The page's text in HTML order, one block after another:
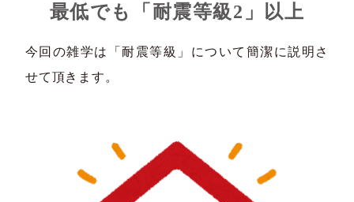
最低でも「耐震等級2」以上
今回の雑学は「耐震等級」について簡潔に説明さ
せて頂きます。